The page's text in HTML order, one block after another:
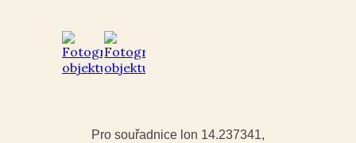
Pro souřadnice lon 14.237341,